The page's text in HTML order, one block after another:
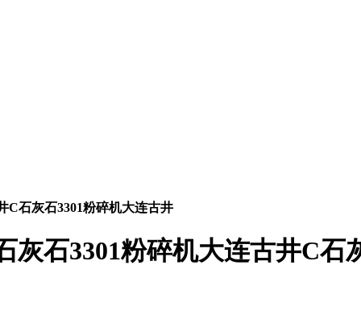
C石灰石3301粉碎机大连古井
灰石3301粉碎机大连古井C石